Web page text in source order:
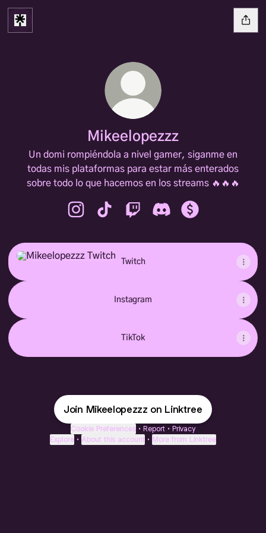
Mikeelopezzz
Un domi rompiéndola a nivel gamer, siganme en
todas mis plataformas para estar más enterados
sobre todo lo que hacemos en los streams 🔥🔥🔥
Twitch
Twitch
Instagram
TikTok
Join Mikeelopezzz on Linktree
Cookie Preferences • Report • Privacy
Explore • About this account • More from Linktree